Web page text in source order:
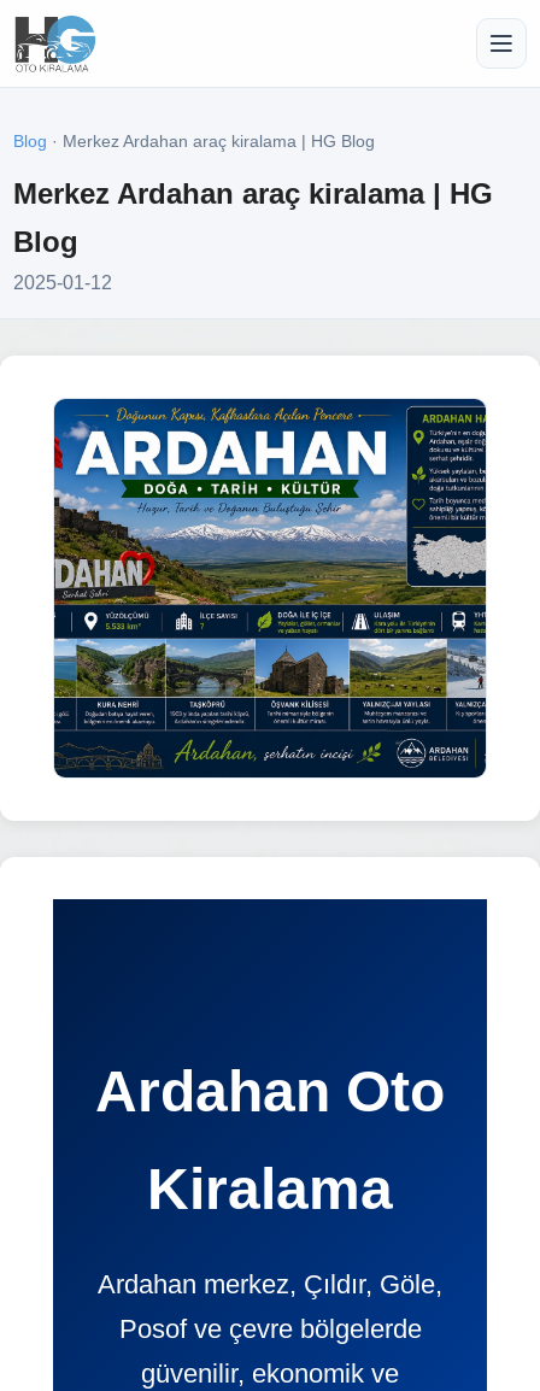
Blog · Merkez Ardahan araç kiralama | HG Blog
Merkez Ardahan araç kiralama | HG
Blog
2025-01-12
Ardahan Oto
Kiralama
Ardahan merkez, Çıldır, Göle,
Posof ve çevre bölgelerde
güvenilir, ekonomik ve